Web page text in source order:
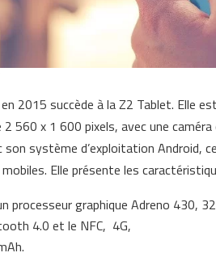
2015 succède à la Z2 Tablet. Elle
2 560 x 1 600 pixels, avec une
système d’exploitation Android,
Elle présente les
processeur graphique Adreno 430,
4.0 et le NFC, 4G,